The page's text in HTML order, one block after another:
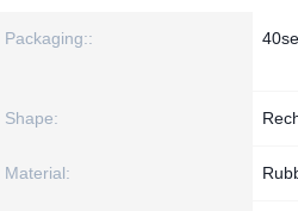
Packaging::
Shape:
Material: